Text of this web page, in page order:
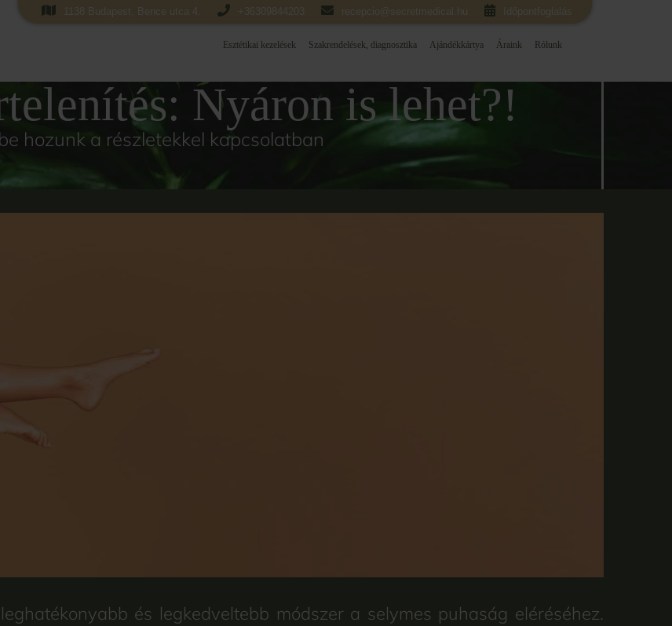
Esztétikai kezelések Szakrendelések, diagnosztika Ajándékkártya Áraink Rólunk
1138 Budapest, Bence utca 4. +36309844203 recepcio@secretmedical.hu Időpontfoglalás
Nyáron is lehet?!
hozunk a részletekkel kapcsolatban
és legkedveltebb módszer a selymes puhaság eléréséhez.